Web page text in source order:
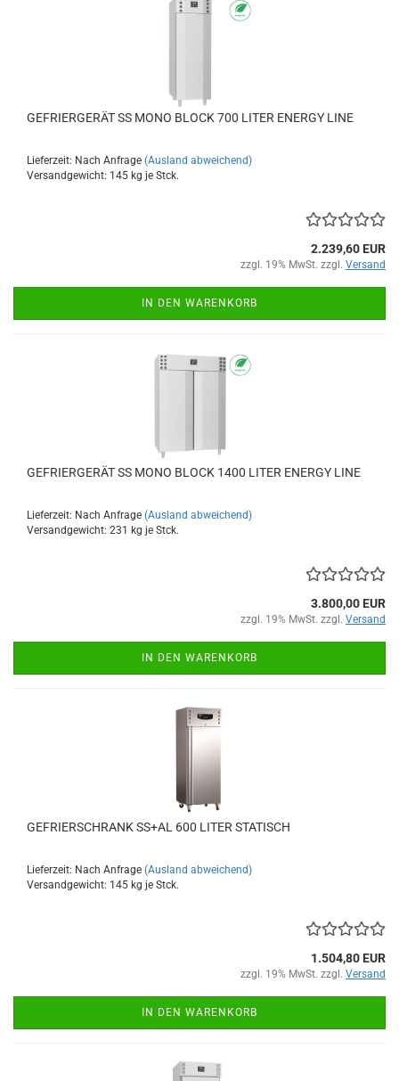
GEFRIERGERÄT SS MONO BLOCK 700 LITER ENERGY LINE
Lieferzeit: Nach Anfrage (Ausland abweichend)
Versandgewicht: 145 kg je Stck.
2.239,60 EUR
zzgl. 19% MwSt. zzgl. Versand
IN DEN WARENKORB
GEFRIERGERÄT SS MONO BLOCK 1400 LITER ENERGY LINE
Lieferzeit: Nach Anfrage (Ausland abweichend)
Versandgewicht: 231 kg je Stck.
3.800,00 EUR
zzgl. 19% MwSt. zzgl. Versand
IN DEN WARENKORB
GEFRIERSCHRANK SS+AL 600 LITER STATISCH
Lieferzeit: Nach Anfrage (Ausland abweichend)
Versandgewicht: 145 kg je Stck.
1.504,80 EUR
zzgl. 19% MwSt. zzgl. Versand
IN DEN WARENKORB